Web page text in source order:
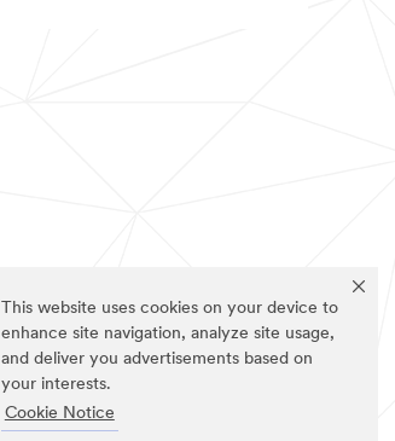
This website uses cookies on your device to
enhance site navigation, analyze site usage,
and deliver you advertisements based on
your interests.
Cookie Notice